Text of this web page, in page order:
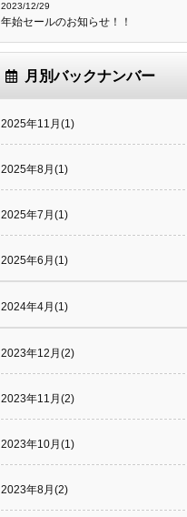
2023/12/29
年始セールのお知らせ！！
月別バックナンバー
2025年11月(1)
2025年8月(1)
2025年7月(1)
2025年6月(1)
2024年4月(1)
2023年12月(2)
2023年11月(2)
2023年10月(1)
2023年8月(2)